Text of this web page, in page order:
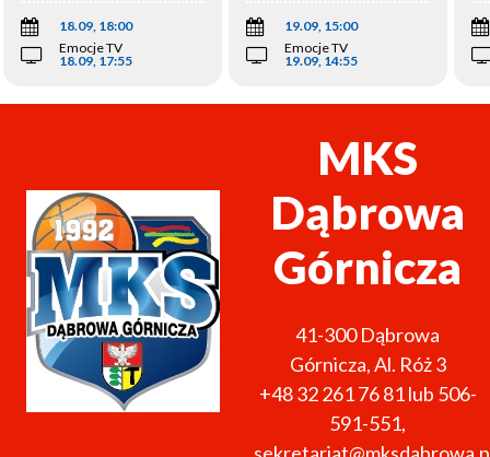
18.09, 18:00
Emocje TV
18.09, 17:55
19.09, 15:00
Emocje TV
19.09, 14:55
MKS
Dąbrowa
Górnicza
41-300 Dąbrowa
Górnicza,Al. Róż 3
+48 32 261 76 81 lub 506-
591-551,